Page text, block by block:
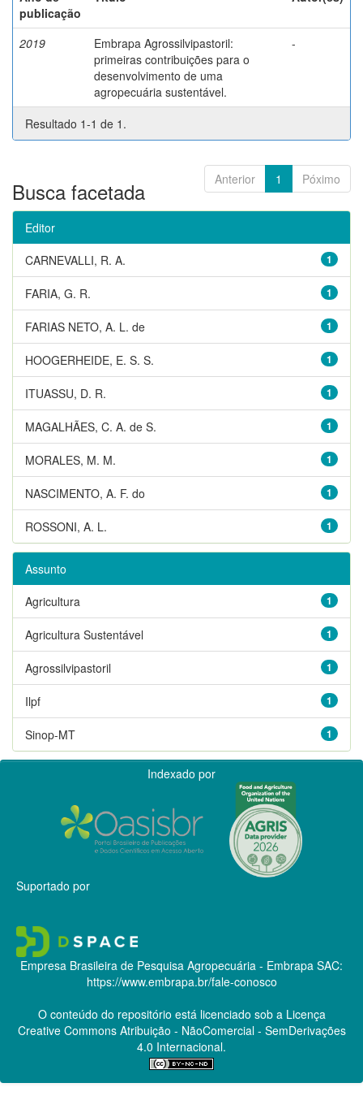
publicação
2019
Embrapa Agrossilvipastoril:
primeiras contribuições para o
desenvolvimento de uma
agropecuária sustentável.
-
Resultado 1-1 de 1.
Anterior 1 Póximo
Busca facetada
Editor
1
CARNEVALLI, R. A.
1
FARIA, G. R.
1
FARIAS NETO, A. L. de
1
HOOGERHEIDE, E. S. S.
1
ITUASSU, D. R.
1
MAGALHÃES, C. A. de S.
1
MORALES, M. M.
1
NASCIMENTO, A. F. do
1
ROSSONI, A. L.
Assunto
1
Agricultura
1
Agricultura Sustentável
1
Agrossilvipastoril
1
Ilpf
1
Sinop-MT
Indexado por
Suportado por
Empresa Brasileira de Pesquisa Agropecuária - Embrapa SAC:
https://www.embrapa.br/fale-conosco
O conteúdo do repositório está licenciado sob a Licença
Creative CommonsAtribuição - NãoComercial - SemDerivações
4.0 Internacional.